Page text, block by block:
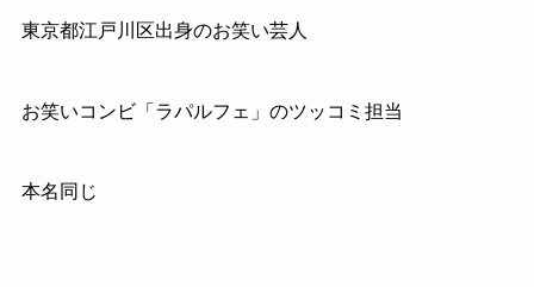
東京都江戸川区出身のお笑い芸人
お笑いコンビ「ラパルフェ」のツッコミ担当
本名同じ